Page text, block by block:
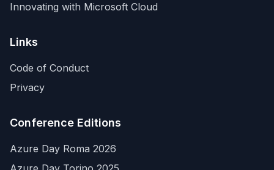
Innovating with Microsoft Cloud
Links
Code of Conduct
Privacy
Conference Editions
Azure Day Roma 2026